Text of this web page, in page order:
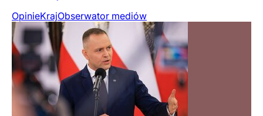
OpinieKrajObserwator mediów